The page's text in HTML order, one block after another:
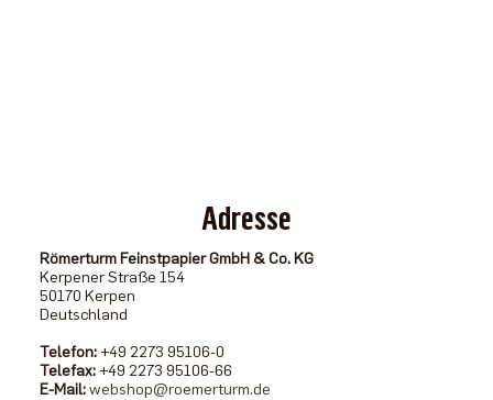
Adresse
Römerturm Feinstpapier GmbH & Co. KG
Kerpener Straße 154
50170 Kerpen
Deutschland
Telefon:+49 2273 95106-0
Telefax:+49 2273 95106-66
E-Mail:webshop@roemerturm.de